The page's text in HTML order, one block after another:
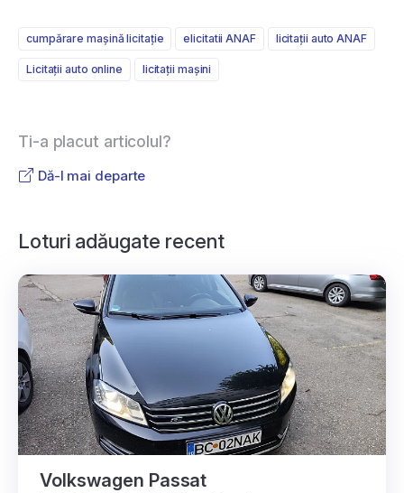
cumpărare mașină licitație elicitatii ANAF licitații auto ANAF
Licitații auto online licitații mașini
Ti-a placut articolul?
Dă-l mai departe
Loturi adăugate recent
Volkswagen Passat